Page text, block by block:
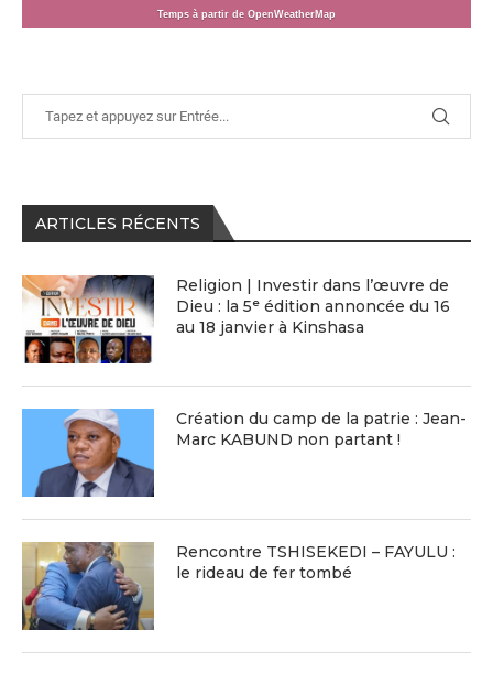
Temps à partir de OpenWeatherMap
ARTICLES RÉCENTS
Religion | Investir dans l’œuvre de
Dieu : la 5ᵉ édition annoncée du 16
au 18 janvier à Kinshasa
Création du camp de la patrie : Jean-
Marc KABUND non partant !
Rencontre TSHISEKEDI – FAYULU :
le rideau de fer tombé